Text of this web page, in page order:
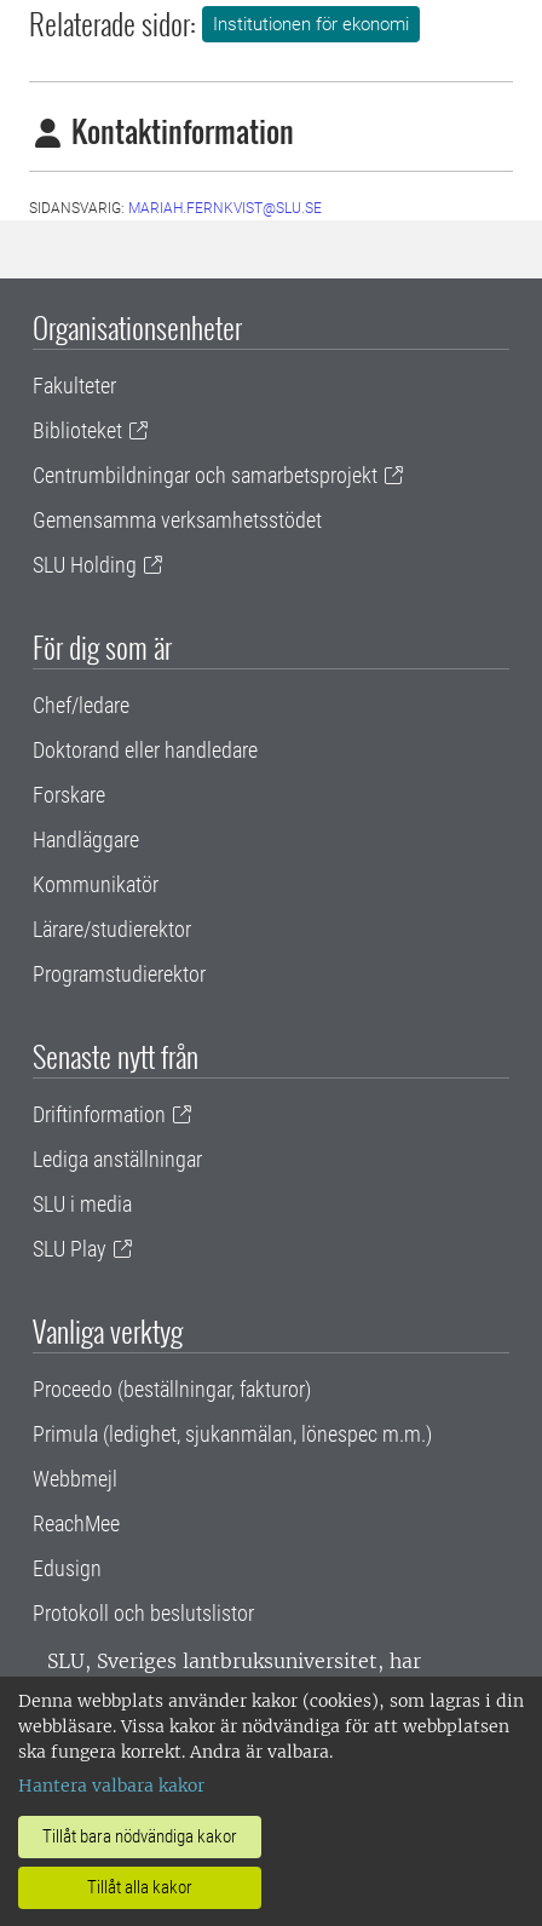
Denna webbplats använder kakor (cookies), som lagras i din
webbläsare. Vissa kakor är nödvändiga för att webbplatsen
ska fungera korrekt. Andra är valbara.
Hantera valbara kakor
Tillåt bara nödvändiga kakor
Tillåt alla kakor
Relaterade sidor: Institutionen för ekonomi
Kontaktinformation
SIDANSVARIG: MARIAH.FERNKVIST@SLU.SE
Organisationsenheter
Fakulteter
Biblioteket
Centrumbildningar och samarbetsprojekt
Gemensamma verksamhetsstödet
SLU Holding
För dig som är
Chef/ledare
Doktorand eller handledare
Forskare
Handläggare
Kommunikatör
Lärare/studierektor
Programstudierektor
Senaste nytt från
Driftinformation
Lediga anställningar
SLU i media
SLU Play
Vanliga verktyg
Proceedo (beställningar, fakturor)
Primula (ledighet, sjukanmälan, lönespec m.m.)
Webbmejl
ReachMee
Edusign
Protokoll och beslutslistor
SLU, Sveriges lantbruksuniversitet, har
verksamhet över hela Sverige. Huvudorter är
Alnarp, Uppsala och Umeå.SLU är
miljöcertifierat enligt ISO 14001. •
018-67 10 00 • Org nr: 202100-2817 •
Om SLU:s webbplatser
•Hantera kakor•Behandling av
personuppgifter